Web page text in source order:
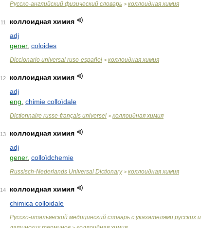
Русско-английский физический словарь > коллоидная химия
11
коллоидная химия
adj
gener. coloides
Diccionario universal ruso-español > коллоидная химия
12
коллоидная химия
adj
eng. chimie colloïdale
Dictionnaire russe-français universel > коллоидная химия
13
коллоидная химия
adj
gener. colloïdchemie
Russisch-Nederlands Universal Dictionary> коллоидная химия
14
коллоидная химия
chimica colloidale
Русско-итальянский медицинский словарь с указателями русских и